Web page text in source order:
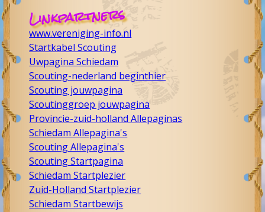
Linkpartners
www.vereniging-info.nl
Startkabel Scouting
Uwpagina Schiedam
Scouting-nederland beginthier
Scouting jouwpagina
Scoutinggroep jouwpagina
Provincie-zuid-holland Allepaginas
Schiedam Allepagina's
Scouting Allepagina's
Scouting Startpagina
Schiedam Startplezier
Zuid-Holland Startplezier
Schiedam Startbewijs